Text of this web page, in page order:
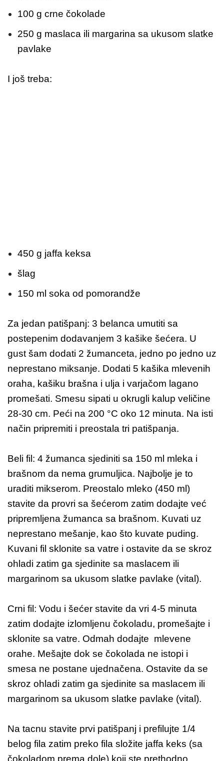
100 g crne čokolade
250 g maslaca ili margarina sa ukusom slatke
pavlake
I još treba:
450 g jaffa keksa
šlag
150 ml soka od pomorandže
Za jedan patišpanj: 3 belanca umutiti sa
postepenim dodavanjem 3 kašike šećera. U
gust šam dodati 2 žumanceta, jedno po jedno uz
neprestano miksanje. Dodati 5 kašika mlevenih
oraha, kašiku brašna i ulja i varjačom lagano
promešati. Smesu sipati u okrugli kalup veličine
28-30 cm. Peći na 200 °C oko 12 minuta. Na isti
način pripremiti i preostala tri patišpanja.
Beli fil: 4 žumanca sjediniti sa 150 ml mleka i
brašnom da nema grumuljica. Najbolje je to
uraditi mikserom. Preostalo mleko (450 ml)
stavite da provri sa šećerom zatim dodajte već
pripremljena žumanca sa brašnom. Kuvati uz
neprestano mešanje, kao što kuvate puding.
Kuvani fil sklonite sa vatre i ostavite da se skroz
ohladi zatim ga sjedinite sa maslacem ili
margarinom sa ukusom slatke pavlake (vital).
Crni fil: Vodu i šećer stavite da vri 4-5 minuta
zatim dodajte izlomljenu čokoladu, promešajte i
sklonite sa vatre. Odmah dodajte mlevene
orahe. Mešajte dok se čokolada ne istopi i
smesa ne postane ujednačena. Ostavite da se
skroz ohladi zatim ga sjedinite sa maslacem ili
margarinom sa ukusom slatke pavlake (vital).
Na tacnu stavite prvi patišpanj i prefilujte 1/4
belog fila zatim preko fila složite jaffa keks (sa
čokoladom prema dole) koji ste prethodno